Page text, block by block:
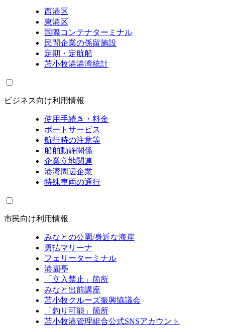
西港区
東港区
国際コンテナターミナル
民間企業の係留施設
定期・定航船
苫小牧港港湾統計
ビジネス向け利用情報
使用手続き・料金
ポートサービス
航行時の注意等
船舶動静関係
企業立地関連
港湾周辺企業
特殊車両の通行
市民向け利用情報
みなとの公園/身近な海岸
勇払マリーナ
フェリーターミナル
港園亭
「立入禁止」箇所
みなと出前講座
苫小牧クルーズ振興協議会
「釣り可能」箇所
苫小牧港管理組合公式SNSアカウント